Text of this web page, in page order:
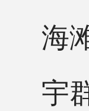
海
宇